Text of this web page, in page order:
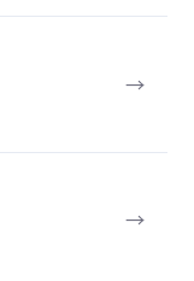
→
→